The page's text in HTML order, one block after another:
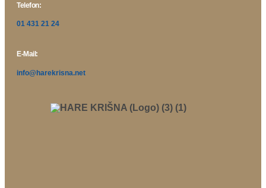
Telefon:
01 431 21 24
E-Mail:
info@harekrisna.net